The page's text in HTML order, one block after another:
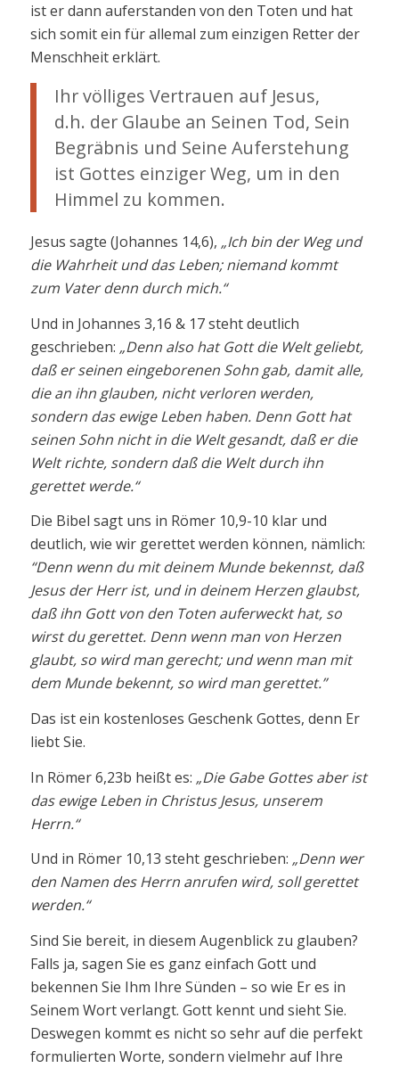
ist er dann auferstanden von den Toten und hat
sich somit ein für allemal zum einzigen Retter der
Menschheit erklärt.
Ihr völliges Vertrauen auf Jesus,
d.h. der Glaube an Seinen Tod, Sein
Begräbnis und Seine Auferstehung
ist Gottes einziger Weg, um in den
Himmel zu kommen.
Jesus sagte (Johannes 14,6), „Ich bin der Weg und
die Wahrheit und das Leben; niemand kommt
zum Vater denn durch mich.“
Und in Johannes 3,16 & 17 steht deutlich
geschrieben: „Denn also hat Gott die Welt geliebt,
daß er seinen eingeborenen Sohn gab, damit alle,
die an ihn glauben, nicht verloren werden,
sondern das ewige Leben haben. Denn Gott hat
seinen Sohn nicht in die Welt gesandt, daß er die
Welt richte, sondern daß die Welt durch ihn
gerettet werde.“
Die Bibel sagt uns in Römer 10,9-10 klar und
deutlich, wie wir gerettet werden können, nämlich:
“Denn wenn du mit deinem Munde bekennst, daß
Jesus der Herr ist, und in deinem Herzen glaubst,
daß ihn Gott von den Toten auferweckt hat, so
wirst du gerettet. Denn wenn man von Herzen
glaubt, so wird man gerecht; und wenn man mit
dem Munde bekennt, so wird man gerettet.”
Das ist ein kostenloses Geschenk Gottes, denn Er
liebt Sie.
In Römer 6,23b heißt es: „Die Gabe Gottes aber ist
das ewige Leben in Christus Jesus, unserem
Herrn.“
Und in Römer 10,13 steht geschrieben: „Denn wer
den Namen des Herrn anrufen wird, soll gerettet
werden.“
Sind Sie bereit, in diesem Augenblick zu glauben?
Falls ja, sagen Sie es ganz einfach Gott und
bekennen Sie Ihm Ihre Sünden – so wie Er es in
Seinem Wort verlangt. Gott kennt und sieht Sie.
Deswegen kommt es nicht so sehr auf die perfekt
formulierten Worte, sondern vielmehr auf Ihre